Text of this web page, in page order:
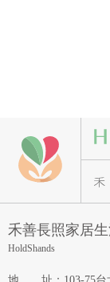
禾善長照家居
HoldShands